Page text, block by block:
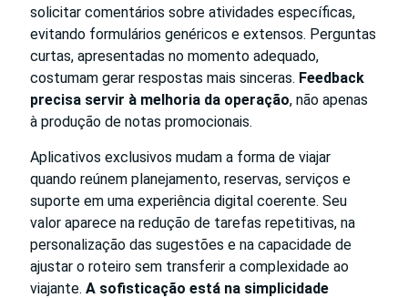
solicitar comentários sobre atividades específicas,
evitando formulários genéricos e extensos. Perguntas
curtas, apresentadas no momento adequado,
costumam gerar respostas mais sinceras. Feedback
precisa servir à melhoria da operação, não apenas
à produção de notas promocionais.
Aplicativos exclusivos mudam a forma de viajar
quando reúnem planejamento, reservas, serviços e
suporte em uma experiência digital coerente. Seu
valor aparece na redução de tarefas repetitivas, na
personalização das sugestões e na capacidade de
ajustar o roteiro sem transferir a complexidade ao
viajante. A sofisticação está na simplicidade